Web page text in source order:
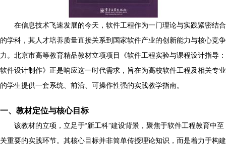
在信息技术飞速发展的今天，软件工程作为一门理论与实践紧密结合
的学科，其人才培养质量直接关系到国家软件产业的创新能力与核心竞争
力。北京市高等教育精品教材立项项目《软件工程实验与课程设计指导：
软件设计制作》正是响应这一时代需求，旨在为高校软件工程及相关专业
的学生提供一套系统、前沿、可操作性强的实践教学指南。
一、教材定位与核心目标
该教材的立项，立足于“新工科”建设背景，聚焦于软件工程教育中至
关重要的实践环节。其核心目标并非简单传授理论知识，而是着力于构建